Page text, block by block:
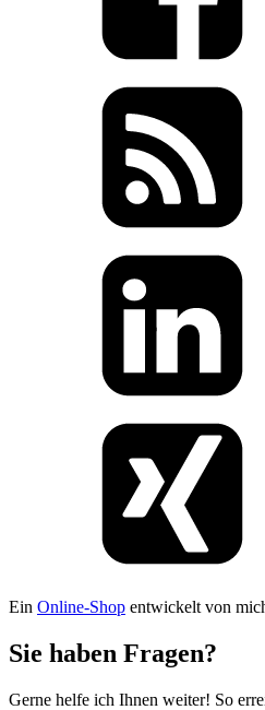
Ein Online-Shop entwickelt von
Sie haben Fragen?
Gerne helfe ich Ihnen weiter! So